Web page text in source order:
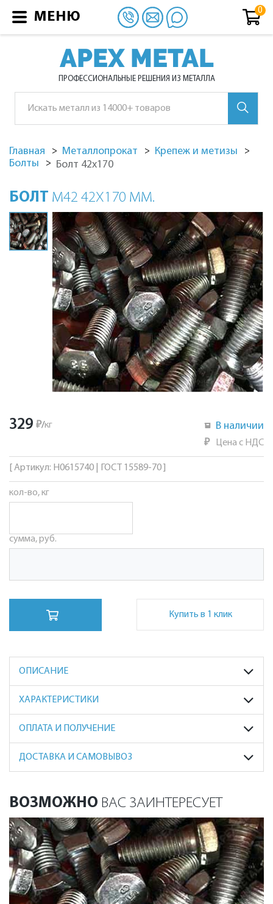
APEX METAL
ПРОФЕССИОНАЛЬНЫЕ РЕШЕНИЯ ИЗ МЕТАЛЛА
Главная Металлопрокат
Крепеж и метизы
Болты
Болт 42х170
БОЛТ М42 42Х170 ММ.
329 ₽/кг В наличии
₽ Цена с НДС
[ Артикул: Н0615740 | ГОСТ 15589-70 ]
кол-во, кг
сумма, руб.
Купить в 1 клик
ОПИСАНИЕ
ХАРАКТЕРИСТИКИ
ОПЛАТА И ПОЛУЧЕНИЕ
ДОСТАВКА И САМОВЫВОЗ
ВОЗМОЖНО ВАС ЗАИНТЕРЕСУЕТ
МЕНЮ